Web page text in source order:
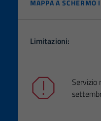
MAPPA A SCHERMO
Limitazioni: